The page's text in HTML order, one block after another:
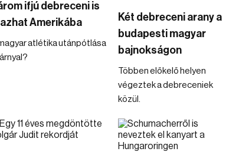
ifjú debreceni is
Amerikába
atlétika utánpótlása
Két debreceni arany a
budapesti magyar
bajnokságon
Többen előkelő helyen
végeztek a debreceniek
közül.